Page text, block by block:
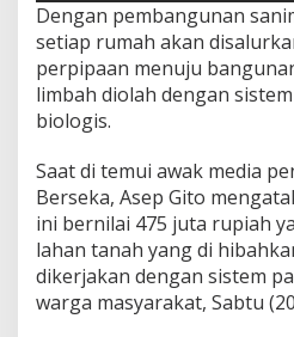
Dengan pembangunan
setiap rumah akan
perpipaan menuju
limbah diolah dengan
biologis.
Saat di temui awak media
Berseka, Asep Gito
ini bernilai 475 juta rupiah
lahan tanah yang di
dikerjakan dengan sistem
warga masyarakat, Sabtu